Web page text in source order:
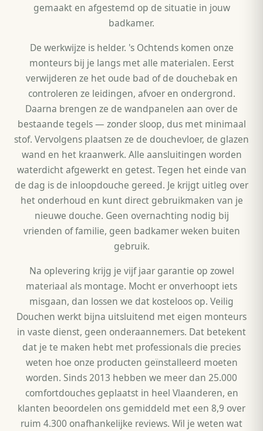
gemaakt en afgestemd op de situatie in jouw
badkamer.
De werkwijze is helder. 's Ochtends komen onze
monteurs bij je langs met alle materialen. Eerst
verwijderen ze het oude bad of de douchebak en
controleren ze leidingen, afvoer en ondergrond.
Daarna brengen ze de wandpanelen aan over de
bestaande tegels — zonder sloop, dus met minimaal
stof. Vervolgens plaatsen ze de douchevloer, de glazen
wand en het kraanwerk. Alle aansluitingen worden
waterdicht afgewerkt en getest. Tegen het einde van
de dag is de inloopdouche gereed. Je krijgt uitleg over
het onderhoud en kunt direct gebruikmaken van je
nieuwe douche. Geen overnachting nodig bij
vrienden of familie, geen badkamer weken buiten
gebruik.
Na oplevering krijg je vijf jaar garantie op zowel
materiaal als montage. Mocht er onverhoopt iets
misgaan, dan lossen we dat kosteloos op. Veilig
Douchen werkt bijna uitsluitend met eigen monteurs
in vaste dienst, geen onderaannemers. Dat betekent
dat je te maken hebt met professionals die precies
weten hoe onze producten geïnstalleerd moeten
worden. Sinds 2013 hebben we meer dan 25.000
comfortdouches geplaatst in heel Vlaanderen, en
klanten beoordelen ons gemiddeld met een 8,9 over
ruim 4.300 onafhankelijke reviews. Wil je weten wat